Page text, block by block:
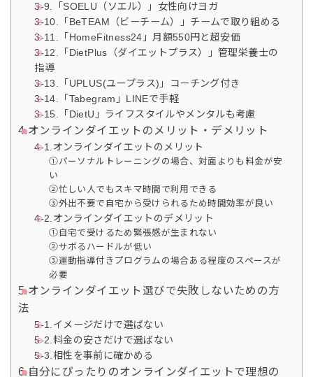
3-9.「SOELU（ソエル）」女性向けヨガ
3-10.「BeTEAM（ビーチーム）」チームで取り組める
3-11.「HomeFitness24」月額550円と超安価
3-12.「DietPlus（ダイエットプラス）」管理栄養士の
指導
3-13.「UPLUS(ユープラス)」コーチング付き
3-14.「Tabegram」LINEで手軽
3-15.「DietU」ライフスタイルやメンタルも考慮
4.オンラインダイエットのメリット・デメリット
4-1.オンラインダイエットのメリット
①パーソナルトレーニングの場合、対面よりも料金が安
い
②忙しい人でもスキマ時間で利用できる
③外出不要で自宅から受けられるため時間効率が良い
4-2.オンラインダイエットのデメリット
①自宅で受けるため緊張感が生まれない
②サボるハードルが低い
③運動指導付きプログラムの場合ある程度のスペースが
必要
5.オンラインダイエット選びで失敗しないための方
法
5-1.イメージだけで選ばない
5-2.料金の安さだけで選ばない
5-3.相性を事前に確かめる
6.自分にぴったりのオンラインダイエットで理想の